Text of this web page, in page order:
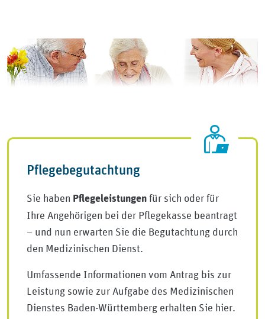
Pflegebegutachtung
Sie haben Pflegeleistungen für sich oder für
Ihre Angehörigen bei der Pflegekasse beantragt
– und nun erwarten Sie die Begutachtung durch
den Medizinischen Dienst.
Umfassende Informationen vom Antrag bis zur
Leistung sowie zur Aufgabe des Medizinischen
Dienstes Baden-Württemberg erhalten Sie hier.